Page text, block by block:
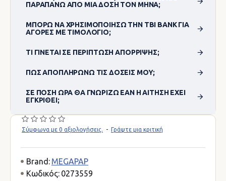
ΠΑΡΑΠΆΝΩ ΑΠΌ ΜΊΑ ΔΌΣΗ ΤΟΝ ΜΉΝΑ;
ΜΠΟΡΏ ΝΑ ΧΡΗΣΙΜΟΠΟΊΗΣΩ ΤΗΝ TBI BANK ΓΙΑ
ΑΓΟΡΈΣ ΜΕ ΤΙΜΟΛΌΓΙΟ;
ΤΙ ΓΊΝΕΤΑΙ ΣΕ ΠΕΡΊΠΤΩΣΗ ΑΠΌΡΡΙΨΗΣ;
ΠΏΣ ΑΠΟΠΛΗΡΏΝΩ ΤΙΣ ΔΌΣΕΙΣ ΜΟΥ;
ΣΕ ΠΌΣΗ ΏΡΑ ΘΑ ΓΝΩΡΊΖΩ ΕΆΝ Η ΑΊΤΗΣΗ ΈΧΕΙ
ΕΓΚΡΙΘΕΊ;
Σύμφωνα με 0 αξιολογήσεις. - Γράψτε μια κριτική
Brand: MEGAPAP
Κωδικός: 0273559